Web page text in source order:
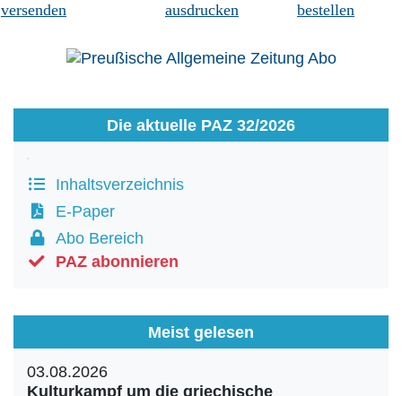
versenden
ausdrucken
bestellen
Die aktuelle PAZ 32/2026
Inhaltsverzeichnis
E-Paper
Abo Bereich
PAZ abonnieren
Meist gelesen
03.08.2026
Kulturkampf um die griechische